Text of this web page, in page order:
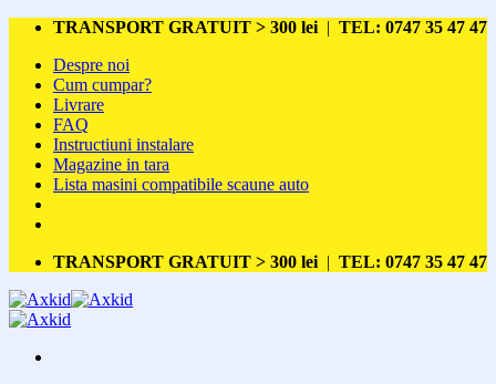
Skip
content
TRANSPORT GRATUIT > 300 lei | TEL: 0747 35 47 47
Despre noi
Cum cumpar?
Livrare
FAQ
Instructiuni instalare
Magazine in tara
Lista masini compatibile scaune auto
TRANSPORT GRATUIT > 300 lei | TEL: 0747 35 47 47